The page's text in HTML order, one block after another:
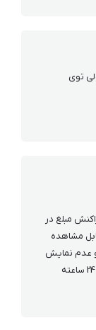
ولی توی
مبلغ در
مشاهده
عدم نمایش
جهت بررسی با 1561 پشتیبانی 24 ساعته